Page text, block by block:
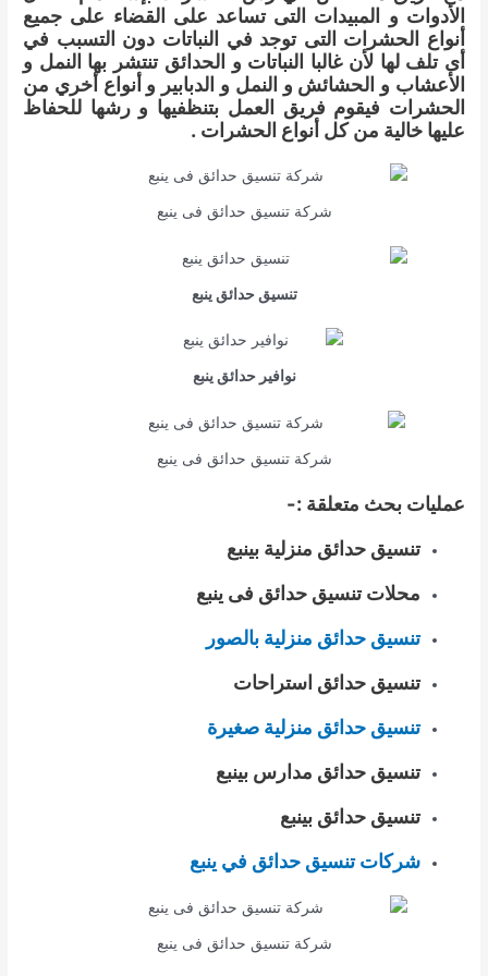
الأدوات و المبيدات التى تساعد على القضاء على جميع
أنواع الحشرات التى توجد في النباتات دون التسبب في
أى تلف لها لأن غالبا النباتات و الحدائق تنتشر بها النمل و
الأعشاب و الحشائش و النمل و الدبابير و أنواع أخري من
الحشرات فيقوم فريق العمل بتنظفيها و رشها للحفاظ
عليها خالية من كل أنواع الحشرات .
شركة تنسيق حدائق فى ينبع
تنسيق حدائق ينبع
نوافير حدائق ينبع
شركة تنسيق حدائق فى ينبع
عمليات بحث متعلقة :-
تنسيق حدائق منزلية بينبع
محلات تنسيق حدائق فى ينبع
تنسيق حدائق منزلية بالصور
تنسيق حدائق استراحات
تنسيق حدائق منزلية صغيرة
تنسيق حدائق مدارس بينبع
تنسيق حدائق بينبع
شركات تنسيق حدائق في ينبع
شركة تنسيق حدائق فى ينبع